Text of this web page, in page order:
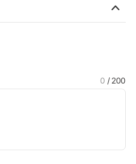
0 / 200